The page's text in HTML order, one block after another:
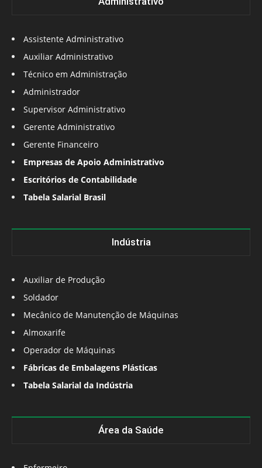
Assistente Administrativo
Auxiliar Administrativo
Técnico em Administração
Administrador
Supervisor Administrativo
Gerente Administrativo
Gerente Financeiro
Empresas de Apoio Administrativo
Escritórios de Contabilidade
Tabela Salarial Brasil
Indústria
Auxiliar de Produção
Soldador
Mecânico de Manutenção de Máquinas
Almoxarife
Operador de Máquinas
Fábricas de Embalagens Plásticas
Tabela Salarial da Indústria
Área da Saúde